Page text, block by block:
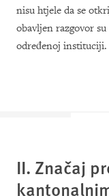
nisu htjele da se
obavljen razgovor
određenoj instituciji.
II. Značaj